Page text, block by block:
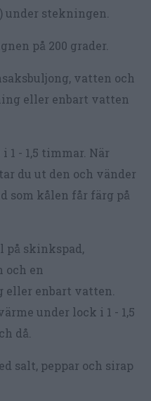
stekningen.
på 200 grader.
vatten och
eller enbart vatten
1 - 1,5 timmar. När
du ut den och vänder
som kålen får färg på
på skinkspad,
och en
enbart vatten.
under lock i 1 - 1,5
då.
salt, peppar och sirap